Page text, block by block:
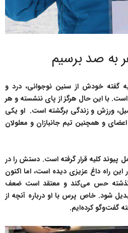
به صد برسیم
دارد و به گفته خودش از سنین نوجوانی، درد و
است. با این حال هرگز از پای ننشسته و هر
ورزش و زندگی برگشته است. او یکی
اعضای و همچنین تیم جانبازان و معلولان
پیوند کلیه قرار گرفته است. دستش را در
راه داغ عزیزی دیده است، اما اکنون
گذشته حس می‌‌کند و معتقد است ضعف
شود. خاص پرس با او درباره آنچه از
گفت‌و‌گو کرده‌ایم.